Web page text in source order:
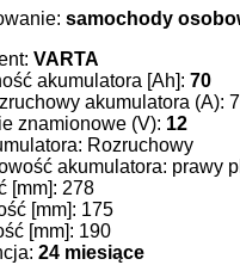
samochody
VARTA
akumulatora [Ah]: 70
akumulatora (A):
znamionowe (V): 12
Rozruchowy
akumulatora: prawy
[mm]: 278
[mm]: 175
[mm]: 190
24 miesiące